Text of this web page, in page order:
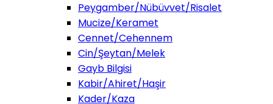
Peygamber/Nübüvvet/Risalet
Mucize/Keramet
Cennet/Cehennem
Cin/Şeytan/Melek
Gayb Bilgisi
Kabir/Ahiret/Haşir
Kader/Kaza